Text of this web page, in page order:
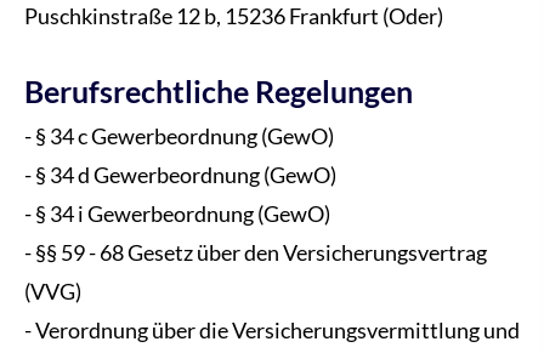
Puschkinstraße 12 b, 15236 Frankfurt (Oder)
Berufsrechtliche Regelungen
- § 34 c Gewerbeordnung (GewO)
- § 34 d Gewerbeordnung (GewO)
- § 34 i Gewerbeordnung (GewO)
- §§ 59 - 68 Gesetz über den Versicherungsvertrag
(VVG)
- Verordnung über die Versicherungsvermittlung und